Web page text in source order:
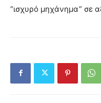
“ισχυρό μηχάνημα” σε